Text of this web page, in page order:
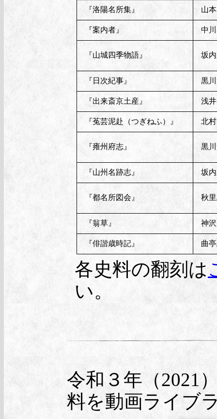
『洛陽名所集』 山
『案内者』 中
『山城四季物語』 坂
『日次紀事』 黒
『出来斎京土産』 浅
『菟芸泥赴（つぎねふ）』 北
『雍州府志』 黒
『山州名跡志』 坂
『都名所図会』 秋
『翁草』 神
『俳諧歳時記』 曲
各史料の翻刻は
い。
令和３年（2021
料を動画ライブ